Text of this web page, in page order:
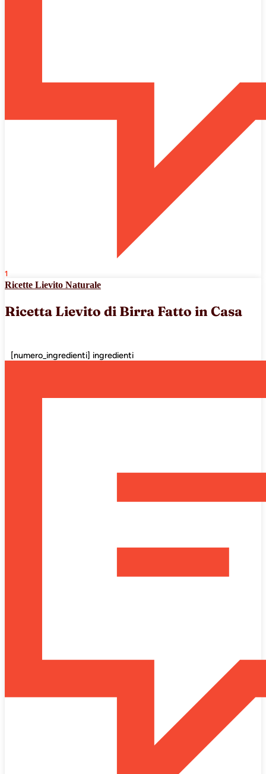
1
Ricette Lievito Naturale
Ricetta Lievito di Birra Fatto in Casa
[numero_ingredienti] ingredienti